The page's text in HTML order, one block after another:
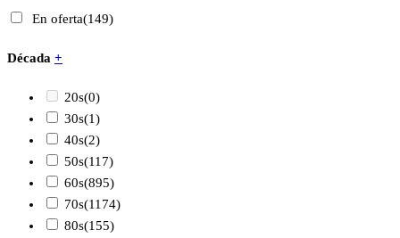
En oferta(149)
Década +
20s(0)
30s(1)
40s(2)
50s(117)
60s(895)
70s(1174)
80s(155)